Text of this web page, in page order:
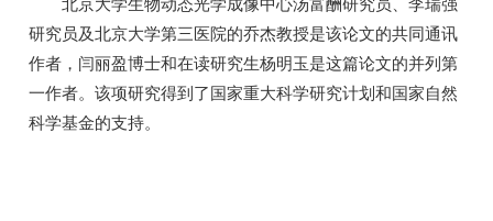
研究员及北京大学第三医院的乔杰教授是该论文的共同通讯
作者，闫丽盈博士和在读研究生杨明玉是这篇论文的并列第
一作者。该项研究得到了国家重大科学研究计划和国家自然
科学基金的支持。